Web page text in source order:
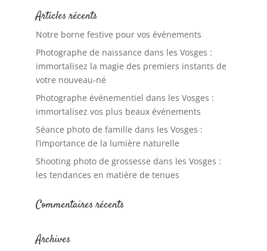
Articles récents
Notre borne festive pour vos événements
Photographe de naissance dans les Vosges :
immortalisez la magie des premiers instants de
votre nouveau-né
Photographe événementiel dans les Vosges :
immortalisez vos plus beaux événements
Séance photo de famille dans les Vosges :
l’importance de la lumière naturelle
Shooting photo de grossesse dans les Vosges :
les tendances en matière de tenues
Commentaires récents
Archives